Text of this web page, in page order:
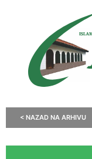
< NAZAD NA ARHIVU